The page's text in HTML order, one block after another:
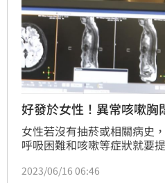
好發於女性！異常咳嗽胸
女性若沒有抽菸或相關病史
呼吸困難和咳嗽等症狀就要
過去就曾遇過LAM疾病患者
2023/06/16 06:46